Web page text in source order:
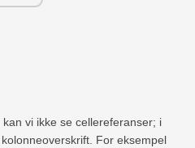
vi ikke se cellereferanser; i
For eksempel